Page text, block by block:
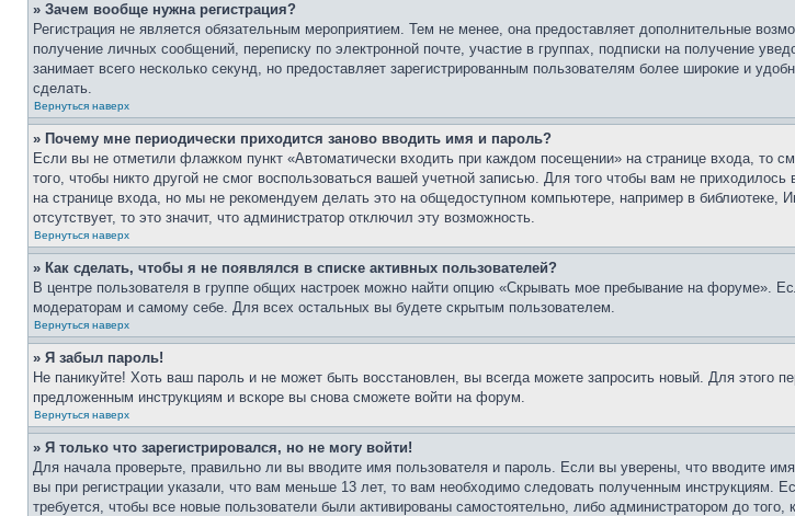
» Зачем вообще нужна регистрация?
Регистрация не является обязательным мероприятием. Тем не менее, она предоставляет дополнительные
получение личных сообщений, переписку по электронной почте, участие в группах, подписки на получение
занимает всего несколько секунд, но предоставляет зарегистрированным пользователям более широкие и
сделать.
Вернуться наверх
» Почему мне периодически приходится заново вводить имя и пароль?
Если вы не отметили флажком пункт «Автоматически входить при каждом посещении» на странице входа,
того, чтобы никто другой не смог воспользоваться вашей учетной записью. Для того чтобы вам не
на странице входа, но мы не рекомендуем делать это на общедоступном компьютере, например в библиотеке,
отсутствует, то это значит, что администратор отключил эту возможность.
Вернуться наверх
» Как сделать, чтобы я не появлялся в списке активных пользователей?
В центре пользователя в группе общих настроек можно найти опцию «Скрывать мое пребывание на форуме».
модераторам и самому себе. Для всех остальных вы будете скрытым пользователем.
Вернуться наверх
» Я забыл пароль!
Не паникуйте! Хоть ваш пароль и не может быть восстановлен, вы всегда можете запросить новый. Для этого
предложенным инструкциям и вскоре вы снова сможете войти на форум.
Вернуться наверх
» Я только что зарегистрировался, но не могу войти!
Для начала проверьте, правильно ли вы вводите имя пользователя и пароль. Если вы уверены, что вводите
вы при регистрации указали, что вам меньше 13 лет, то вам необходимо следовать полученным инструкциям.
требуется, чтобы все новые пользователи были активированы самостоятельно, либо администратором до